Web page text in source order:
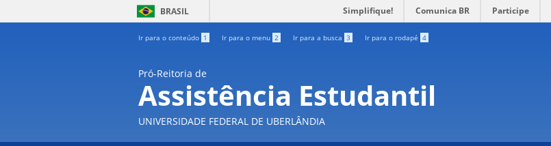
BRASIL Simplifique! Comunica BR Participe
Ir para o conteúdo 1 Ir para o menu 2 Ir para a busca 3 Ir para o rodapé 4
Pró-Reitoria de
Assistência Estudantil
UNIVERSIDADE FEDERAL DE UBERLÂNDIA